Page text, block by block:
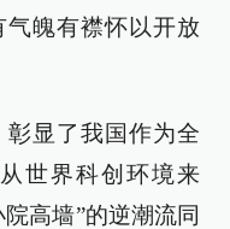
魄有襟怀以开放
显了我国作为全
世界科创环境来
高墙”的逆潮流同